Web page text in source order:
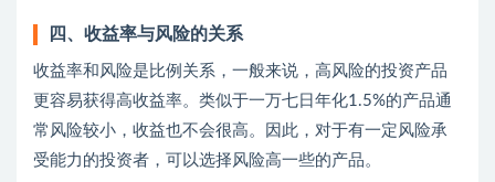
四、收益率与风险的关系
收益率和风险是比例关系，一般来说，高风险的投资产品
更容易获得高收益率。类似于一万七日年化1.5%的产品通
常风险较小，收益也不会很高。因此，对于有一定风险承
受能力的投资者，可以选择风险高一些的产品。